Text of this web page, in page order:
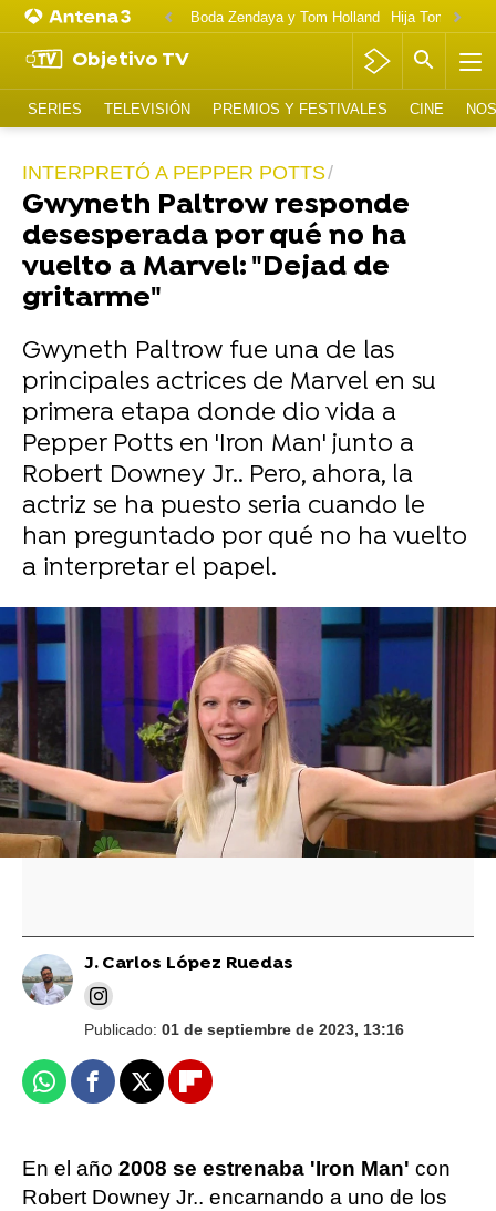
Boda Zendaya y Tom Holland Hija Tom
Objetivo TV
SERIES TELEVISIÓN PREMIOS Y FESTIVALES CINE
INTERPRETÓ A PEPPER POTTS
Gwyneth Paltrow responde
desesperada por qué no ha
vuelto a Marvel: "Dejad de
gritarme"
Gwyneth Paltrow fue una de las
principales actrices de Marvel en su
primera etapa donde dio vida a
Pepper Potts en 'Iron Man' junto a
Robert Downey Jr.. Pero, ahora, la
actriz se ha puesto seria cuando le
han preguntado por qué no ha vuelto
a interpretar el papel.
La doble de cuerpo de Gwyneth Paltrow en
'Amor ciego' sufrió después un trastorno
alimenticio: "Magnificaban lo peor de estar
gordo"
Gwyneth Paltrow se pronuncia sobre hacerse
mayor y lo raro que es "estar congelada en el
tiempo": "¡Queremos envejecer!"
J. Carlos López Ruedas
Publicado: 01 de septiembre de 2023, 13:16
WhatsappFacebook
X Flipboard
En el año 2008 se estrenaba 'Iron Man' con
Robert Downey Jr.. encarnando a uno de los